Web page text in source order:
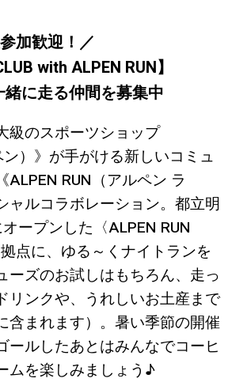
加歓迎！／
with ALPEN RUN】
緒に走る仲間を募集中
級のスポーツショップ
ン）》が手がける新しいコミュ
ALPEN RUN（アルペン ラ
ャルコラボレーション。都立明
ープンした〈ALPEN RUN
点に、ゆる～くナイトランを
ーズのお試しはもちろん、走っ
リンクや、うれしいお土産まで
含まれます）。暑い季節の開催
ールしたあとはみんなでコーヒ
ムを楽しみましょう♪